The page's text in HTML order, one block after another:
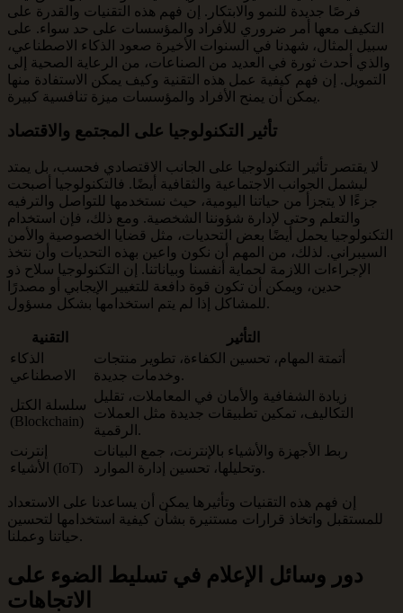
فرصًا جديدة للنمو والابتكار. إن فهم هذه التقنيات والقدرة على
التكيف معها أمر ضروري للأفراد والمؤسسات على حد سواء. على
سبيل المثال، شهدنا في السنوات الأخيرة صعود الذكاء الاصطناعي،
والذي أحدث ثورة في العديد من الصناعات، من الرعاية الصحية إلى
التمويل. إن فهم كيفية عمل هذه التقنية وكيف يمكن الاستفادة منها
يمكن أن يمنح الأفراد والمؤسسات ميزة تنافسية كبيرة.
تأثير التكنولوجيا على المجتمع والاقتصاد
لا يقتصر تأثير التكنولوجيا على الجانب الاقتصادي فحسب، بل يمتد
ليشمل الجوانب الاجتماعية والثقافية أيضًا. فالتكنولوجيا أصبحت
جزءًا لا يتجزأ من حياتنا اليومية، حيث نستخدمها للتواصل والترفيه
والتعلم وحتى لإدارة شؤوننا الشخصية. ومع ذلك، فإن استخدام
التكنولوجيا يحمل أيضًا بعض التحديات، مثل قضايا الخصوصية والأمن
السيبراني. لذلك، من المهم أن نكون واعين بهذه التحديات وأن نتخذ
الإجراءات اللازمة لحماية أنفسنا وبياناتنا. إن التكنولوجيا سلاح ذو
حدين، ويمكن أن تكون قوة دافعة للتغيير الإيجابي أو مصدرًا
للمشاكل إذا لم يتم استخدامها بشكل مسؤول.
التقنية
التأثير
الذكاء
الاصطناعي
أتمتة المهام، تحسين الكفاءة، تطوير منتجات
وخدمات جديدة.
سلسلة الكتل
(Blockchain)
زيادة الشفافية والأمان في المعاملات، تقليل
التكاليف، تمكين تطبيقات جديدة مثل العملات
الرقمية.
إنترنت
الأشياء (IoT)
ربط الأجهزة والأشياء بالإنترنت، جمع البيانات
وتحليلها، تحسين إدارة الموارد.
إن فهم هذه التقنيات وتأثيرها يمكن أن يساعدنا على الاستعداد
للمستقبل واتخاذ قرارات مستنيرة بشأن كيفية استخدامها لتحسين
حياتنا وعملنا.
دور وسائل الإعلام في تسليط الضوء على
الاتجاهات